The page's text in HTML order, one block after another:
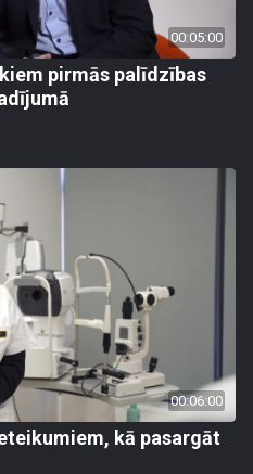
00:05:00
pirmās palīdzības
00:06:00
kā pasargāt